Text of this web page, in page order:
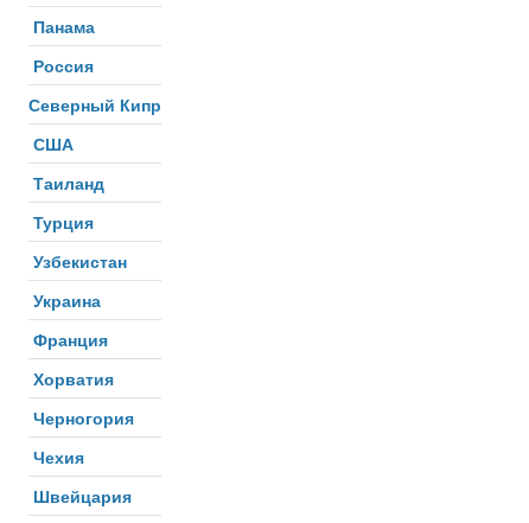
Панама
Россия
Северный Кипр
США
Таиланд
Турция
Узбекистан
Украина
Франция
Хорватия
Черногория
Чехия
Швейцария